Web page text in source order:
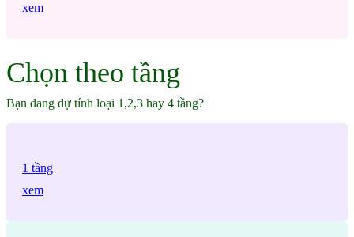
xem
Chọn theo tầng
Bạn đang dự tính loại 1,2,3 hay 4 tầng?
1 tầng
xem